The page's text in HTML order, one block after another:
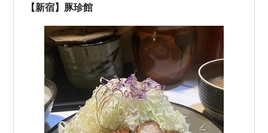
【新宿】豚珍館